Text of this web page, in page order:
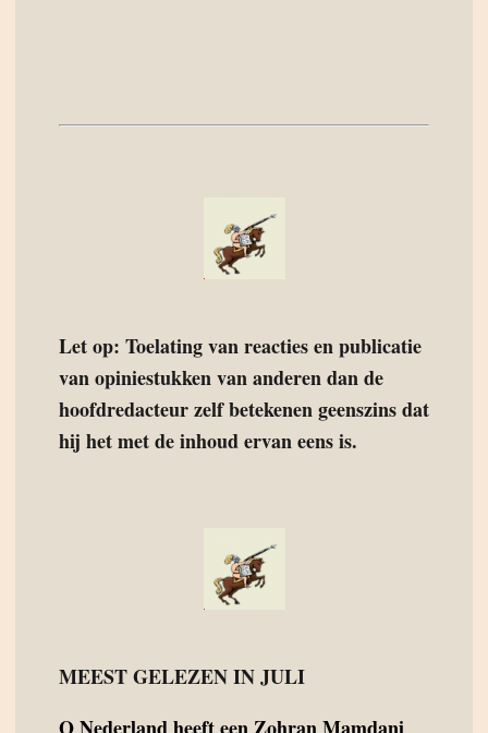
Let op: Toelating van reacties en publicatie
van opiniestukken van anderen dan de
hoofdredacteur zelf betekenen geenszins dat
hij het met de inhoud ervan eens is.
MEEST GELEZEN IN JULI